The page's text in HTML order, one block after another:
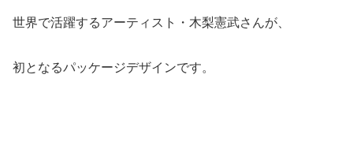
世界で活躍するアーティスト・木梨憲武さんが、
初となるパッケージデザインです。